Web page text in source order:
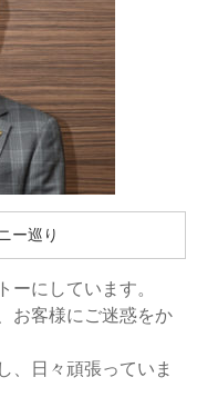
ー巡り
ーにしています。
お客様にご迷惑をか
、日々頑張っていま